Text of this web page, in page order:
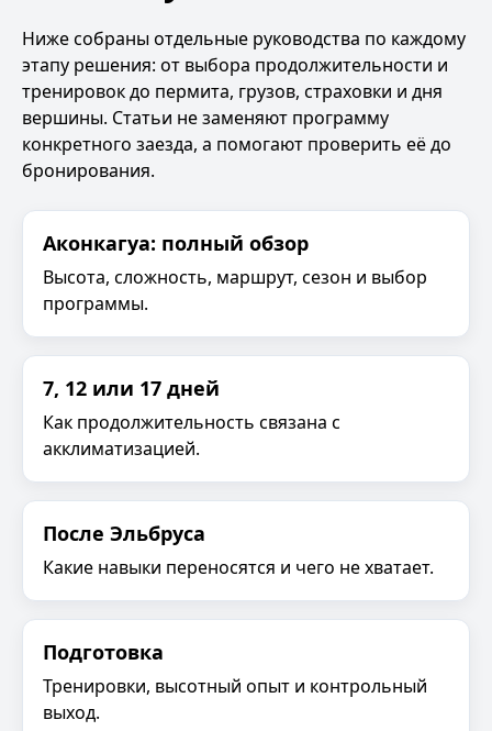
Ниже собраны отдельные руководства по каждому
этапу решения: от выбора продолжительности и
тренировок до пермита, грузов, страховки и дня
вершины. Статьи не заменяют программу
конкретного заезда, а помогают проверить её до
бронирования.
Аконкагуа: полный обзор
Высота, сложность, маршрут, сезон и выбор
программы.
7, 12 или 17 дней
Как продолжительность связана с
акклиматизацией.
После Эльбруса
Какие навыки переносятся и чего не хватает.
Подготовка
Тренировки, высотный опыт и контрольный
выход.